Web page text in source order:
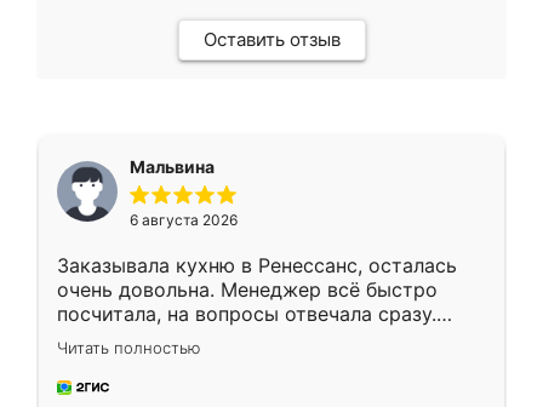
Оставить отзыв
Мальвина
6 августа 2026
Заказывала кухню в Ренессанс, осталась
очень довольна. Менеджер всё быстро
посчитала, на вопросы отвечала сразу.
Замерщик приехал в субботу, подошёл к
делу со всей ответственностью. Собрали
за день, ребята работали аккуратно, даже
Читать полностью